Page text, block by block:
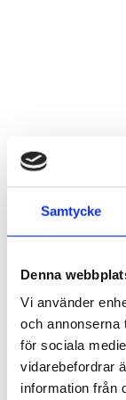
Samtycke
Denna
Vi använder
och annonserna
för sociala
vidarebefordrar
information från